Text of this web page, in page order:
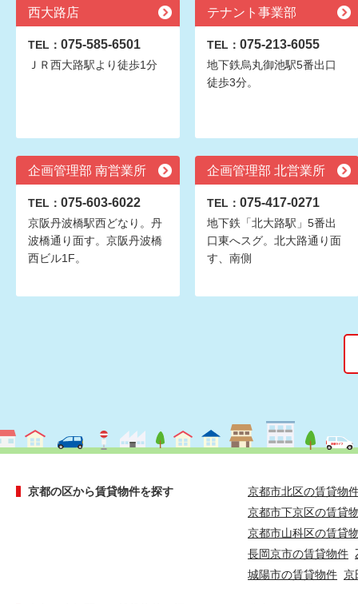
西大路店
TEL： 075-585-6501
ＪＲ西大路駅より徒歩1分
テナント事業部
TEL： 075-213-6055
地下鉄烏丸御池駅5番出口
徒歩3分。
企画管理部 南営業所
TEL： 075-603-6022
京阪丹波橋駅西どなり。丹
波橋通り面す。京阪丹波橋
西ビル1F。
企画管理部 北営業所
TEL： 075-417-0271
地下鉄「北大路駅」5番出
口東へスグ。北大路通り面
す、南側
京都の区から賃貸物件を探す
京都市北区の賃貸物
京都市下京区の賃貸
京都市山科区の賃貸
長岡京市の賃貸物件
城陽市の賃貸物件 京